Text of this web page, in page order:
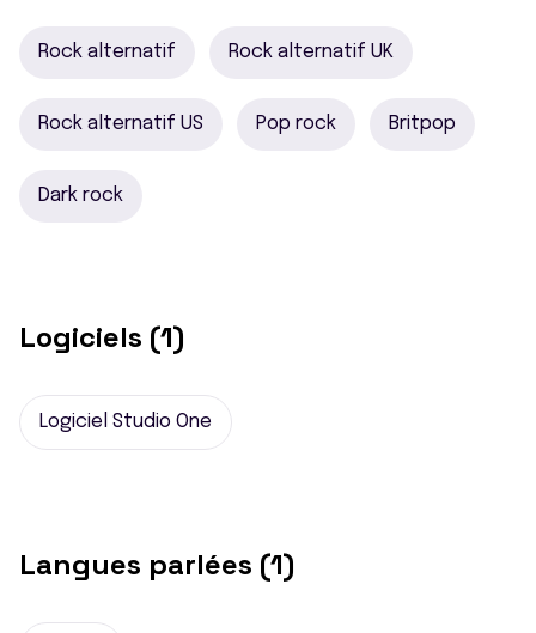
Rock alternatif Rock alternatif UK
Rock alternatif US Pop rock Britpop
Dark rock
Logiciels (1)
Logiciel Studio One
Langues parlées (1)